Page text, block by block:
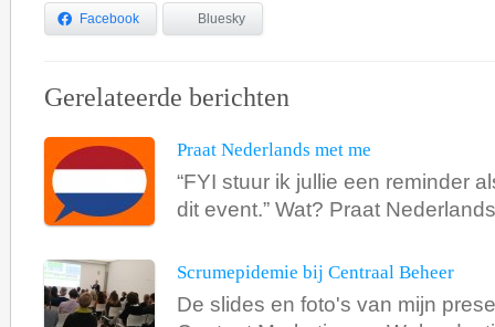
Facebook Bluesky
Gerelateerde berichten
Praat Nederlands met me
“FYI stuur ik jullie een reminder
dit event.” Wat? Praat
Scrumepidemie bij Centraal Beheer
De slides en foto's van mijn